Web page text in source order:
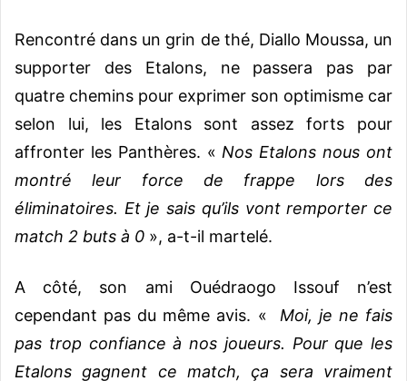
Rencontré dans un grin de thé, Diallo Moussa, un
supporter des Etalons, ne passera pas par
quatre chemins pour exprimer son optimisme car
selon lui, les Etalons sont assez forts pour
affronter les Panthères. « Nos Etalons nous ont
montré leur force de frappe lors des
éliminatoires. Et je sais qu’ils vont remporter ce
match 2 buts à 0 », a-t-il martelé.
A côté, son ami Ouédraogo Issouf n’est
cependant pas du même avis. « Moi, je ne fais
pas trop confiance à nos joueurs. Pour que les
Etalons gagnent ce match, ça sera vraiment